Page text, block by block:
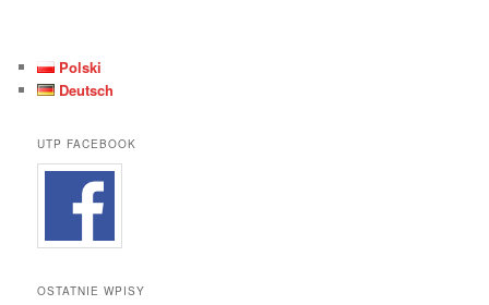
Polski
Deutsch
UTP FACEBOOK
OSTATNIE WPISY